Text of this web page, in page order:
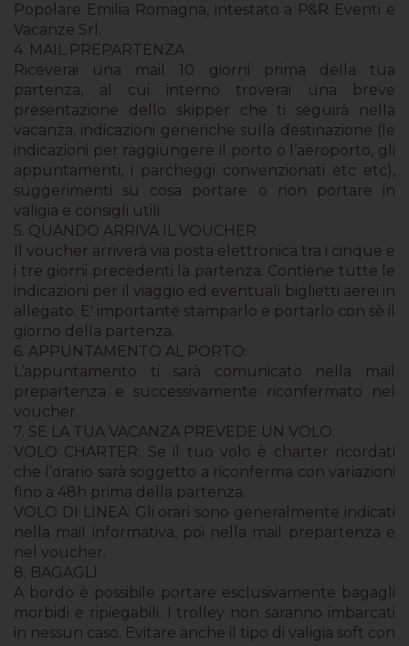
Popolare Emilia Romagna, intestato a P&R Eventi e
Vacanze Srl.
4. MAIL PREPARTENZA
Riceverai una mail 10 giorni prima della tua
partenza, al cui interno troverai una breve
presentazione dello skipper che ti seguirà nella
vacanza, indicazioni generiche sulla destinazione (le
indicazioni per raggiungere il porto o l’aeroporto, gli
appuntamenti, i parcheggi convenzionati etc etc),
suggerimenti su cosa portare o non portare in
valigia e consigli utili
5. QUANDO ARRIVA IL VOUCHER
Il voucher arriverà via posta elettronica tra i cinque e
i tre giorni precedenti la partenza. Contiene tutte le
indicazioni per il viaggio ed eventuali biglietti aerei in
allegato. E' importante stamparlo e portarlo con sè il
giorno della partenza.
6. APPUNTAMENTO AL PORTO:
L’appuntamento ti sarà comunicato nella mail
prepartenza e successivamente riconfermato nel
voucher.
7. SE LA TUA VACANZA PREVEDE UN VOLO:
VOLO CHARTER: Se il tuo volo è charter ricordati
che l’orario sarà soggetto a riconferma con variazioni
fino a 48h prima della partenza.
VOLO DI LINEA: Gli orari sono generalmente indicati
nella mail informativa, poi nella mail prepartenza e
nel voucher.
8. BAGAGLI
A bordo è possibile portare esclusivamente bagagli
morbidi e ripiegabili. I trolley non saranno imbarcati
in nessun caso. Evitare anche il tipo di valigia soft con